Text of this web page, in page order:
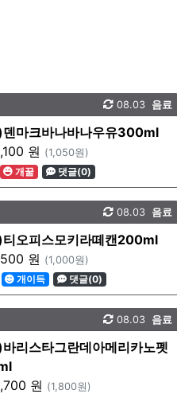
음료
08.03
덴마크바나바나우유300ml
원 (1,050원)
개꿀 댓글(0)
음료
08.03
티오피스모키라떼캔200ml
원 (1,000원)
개이득 댓글(0)
음료
08.03
리스타그란데아메리카노펫
원 (1,800원)